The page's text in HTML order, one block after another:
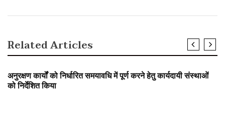
Related Articles
अनुरक्षण कार्यों को निर्धारित समयावधि में पूर्ण करने हेतु कार्यदायी संस्थाओं
को निर्देशित किया